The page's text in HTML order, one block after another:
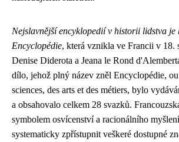
Nejslavnější encyklopedií v historii lidstva je
Encyclopédie, která vznikla ve Francii v 18.
Denise Diderota a Jeana le Rond
dílo, jehož plný název zněl Encyclopédie,
sciences, des arts et des métiers, bylo
a obsahovalo celkem 28 svazků.
symbolem osvícenství a racionálního
systematicky zpřístupnit veškeré dostupné